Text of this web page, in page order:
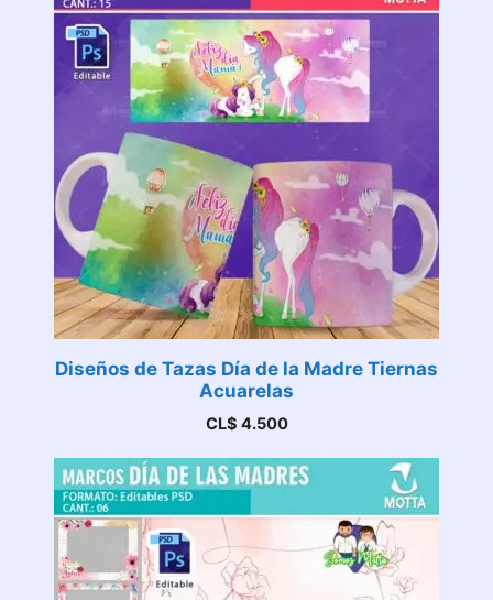
Diseños de Tazas Día de la Madre Tiernas
Acuarelas
CL$ 4.500